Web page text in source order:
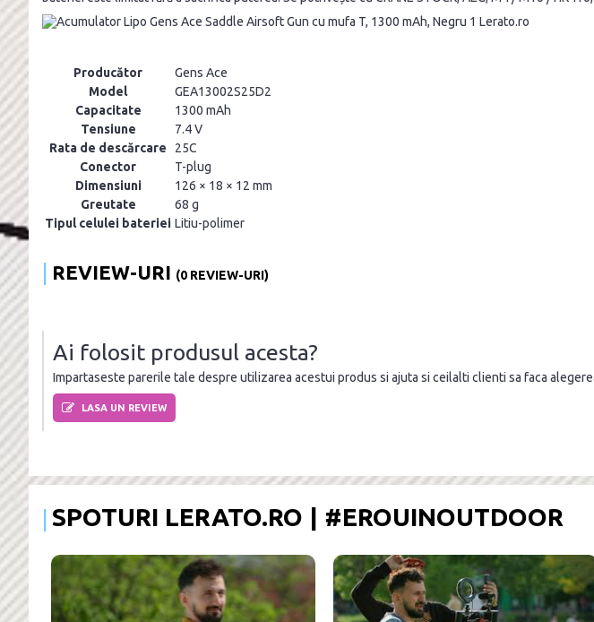
Producător
Gens Ace
Model
GEA13002S25D2
Capacitate
1300 mAh
Tensiune
7.4 V
Rata de descărcare
25C
Conector
T-plug
Dimensiuni
126 × 18 × 12 mm
Greutate
68 g
Tipul celulei bateriei Litiu-polimer
REVIEW-URI (0 REVIEW-URI)
Ai folosit produsul acesta?
Impartaseste parerile tale despre utilizarea acestui produs si ajuta si ceilalti clienti sa faca
LASA UN REVIEW
SPOTURI LERATO.RO | #EROUINOUTDOOR